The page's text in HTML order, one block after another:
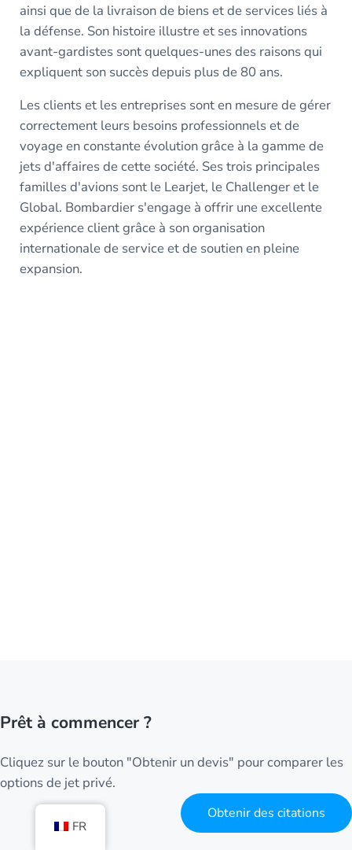
ainsi que de la livraison de biens et de services liés à
la défense. Son histoire illustre et ses innovations
avant-gardistes sont quelques-unes des raisons qui
expliquent son succès depuis plus de 80 ans.
Les clients et les entreprises sont en mesure de gérer
correctement leurs besoins professionnels et de
voyage en constante évolution grâce à la gamme de
jets d'affaires de cette société. Ses trois principales
familles d'avions sont le Learjet, le Challenger et le
Global. Bombardier s'engage à offrir une excellente
expérience client grâce à son organisation
internationale de service et de soutien en pleine
expansion.
Prêt à commencer ?
Cliquez sur le bouton "Obtenir un devis" pour comparer les
options de jet privé.
Obtenir des citations
FR